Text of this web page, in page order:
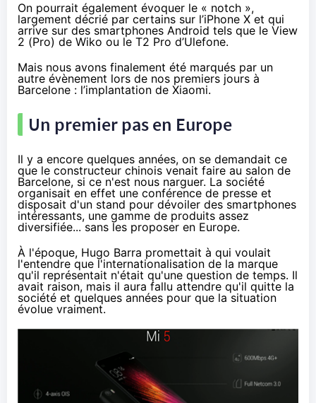
On pourrait également évoquer le « notch »,
largement décrié par certains sur l’iPhone X et qui
arrive sur des smartphones Android tels que le View
2 (Pro) de Wiko ou le T2 Pro d’Ulefone.
Mais nous avons finalement été marqués par un
autre évènement lors de nos premiers jours à
Barcelone : l’implantation de Xiaomi.
Un premier pas en Europe
Il y a encore quelques années, on se demandait ce
que le constructeur chinois venait faire au salon de
Barcelone, si ce n'est nous narguer. La société
organisait en effet une conférence de presse et
disposait d'un stand pour dévoiler des smartphones
intéressants, une gamme de produits assez
diversifiée... sans les proposer en Europe.
À l'époque, Hugo Barra promettait à qui voulait
l'entendre que l'internationalisation de la marque
qu'il représentait n'était qu'une question de temps. Il
avait raison, mais il aura fallu attendre qu'il quitte la
société et quelques années pour que la situation
évolue vraiment.